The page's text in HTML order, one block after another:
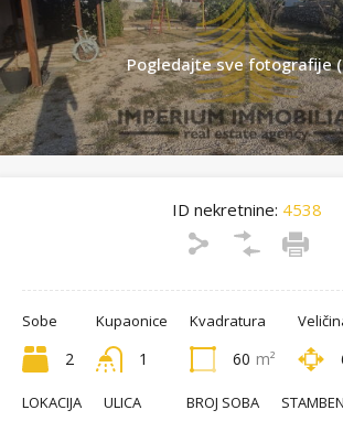
Pogledajte sve fotografije
ID nekretnine: 4538
Sobe
2
Kupaonice
1
Kvadratura
60 m²
LOKACIJA ULICA BROJ SOBA